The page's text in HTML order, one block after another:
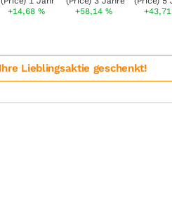
+14,68 % +58,14% +43,71
Lieblingsaktie geschenkt!